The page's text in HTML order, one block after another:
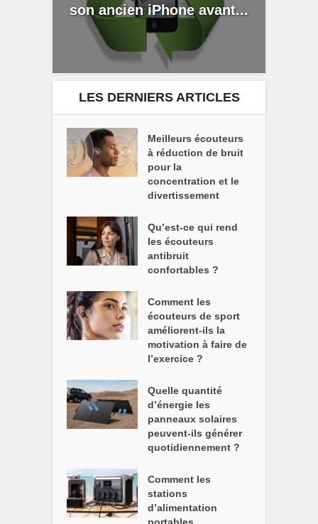
son ancien iPhone avant...
LES DERNIERS ARTICLES
Meilleurs écouteurs
à réduction de bruit
pour la
concentration et le
divertissement
Qu’est-ce qui rend
les écouteurs
antibruit
confortables ?
Comment les
écouteurs de sport
améliorent-ils la
motivation à faire de
l’exercice ?
Quelle quantité
d’énergie les
panneaux solaires
peuvent-ils générer
quotidiennement ?
Comment les
stations
d’alimentation